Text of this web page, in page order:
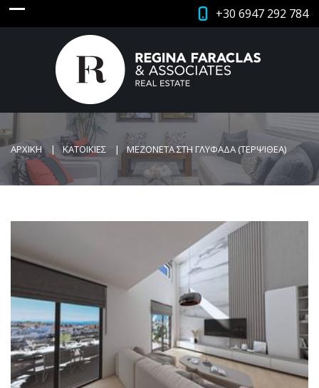
+30 6947 292 784
ΑΡΧΙΚΗ ΚΑΤΟΙΚΙΕΣ ΜΕΖΟΝΕΤΑ ΣΤΗ ΓΛΥΦΑΔΑ (ΤΕΡΨΙΘΕΑ)